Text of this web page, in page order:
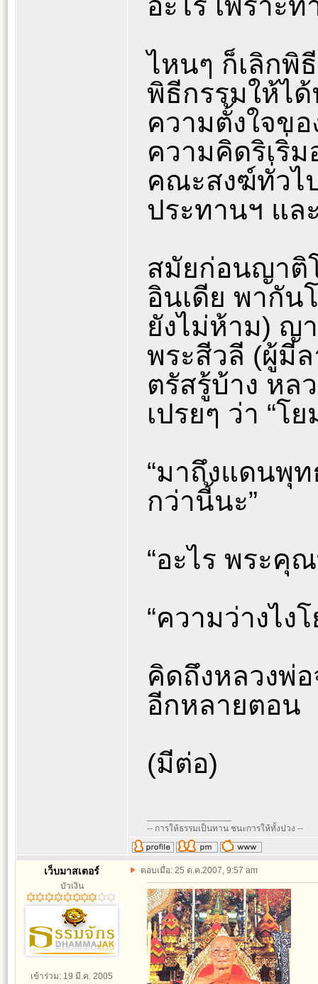
ไหนๆ ก็เลิกพิ
พิธีกรรมให้ไ
ความตั้งใจข
ความคิดริเริ่
คณะสงฆ์ทั่วไ
ประทานฯ แล
สมัยก่อนญาติ
อินเดีย พากัน
ยังไม่ห้าม) ญ
พระสีวลี (ผู้มี
ตรัสรู้บ้าง หล
เปรยๆ ว่า “
“มาถึงแดนพุท
กว่านี้นะ”
“อะไร พระคุ
“ความว่างไง
คิดถึงหลวงพ่
อีกหลายตอน
(มีต่อ)
-- การให้ธรรมเป็นทาน ชนะการให้ทั้งปวง --
เว็บมาสเตอร์
บัวเงิน
เข้าร่วม: 19 มี.ค. 2005
ตอบเมื่อ: 25 ต.ค.2007, 9:57 am